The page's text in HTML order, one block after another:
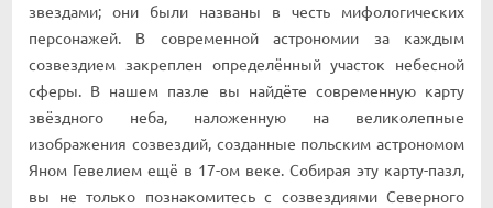
звездами; они были названы в честь мифологических
персонажей. В современной астрономии за каждым
созвездием закреплен определённый участок небесной
сферы. В нашем пазле вы найдёте современную карту
звёздного неба, наложенную на великолепные
изображения созвездий, созданные польским астрономом
Яном Гевелием ещё в 17-ом веке. Собирая эту карту-пазл,
вы не только познакомитесь с созвездиями Северного